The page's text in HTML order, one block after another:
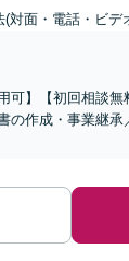
(対面・電話・ビデ
可】【初回相談
の作成・事業継